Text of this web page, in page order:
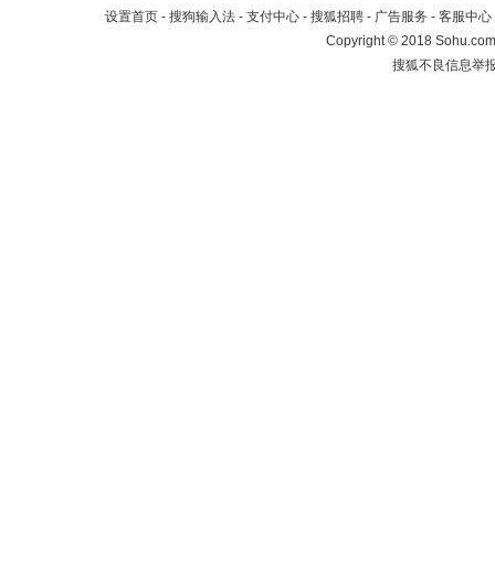
设置首页 - 搜狗输入法 - 支付中心 - 搜狐招聘 - 广告服务 - 客服中心
Copyright©2018
搜狐不良信息举